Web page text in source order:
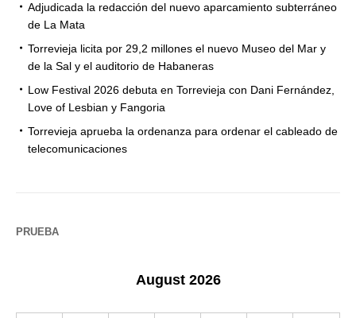
Adjudicada la redacción del nuevo aparcamiento subterráneo
de La Mata
Torrevieja licita por 29,2 millones el nuevo Museo del Mar y
de la Sal y el auditorio de Habaneras
Low Festival 2026 debuta en Torrevieja con Dani Fernández,
Love of Lesbian y Fangoria
Torrevieja aprueba la ordenanza para ordenar el cableado de
telecomunicaciones
PRUEBA
August 2026